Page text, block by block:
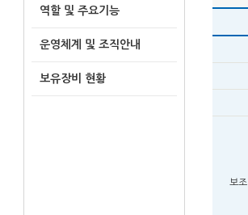
역할 및 주요기능
운영체계 및 조직안내
보유장비 현황
보